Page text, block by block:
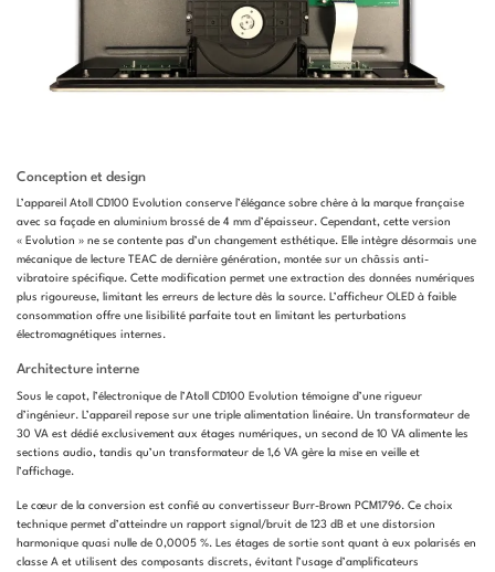
Conception et design
L’appareil Atoll CD100 Evolution conserve l’élégance sobre chère à la marque française
avec sa façade en aluminium brossé de 4 mm d’épaisseur. Cependant, cette version
« Evolution » ne se contente pas d’un changement esthétique. Elle intègre désormais une
mécanique de lecture TEAC de dernière génération, montée sur un châssis anti-
vibratoire spécifique. Cette modification permet une extraction des données numériques
plus rigoureuse, limitant les erreurs de lecture dès la source. L’afficheur OLED à faible
consommation offre une lisibilité parfaite tout en limitant les perturbations
électromagnétiques internes.
Architecture interne
Sous le capot, l’électronique de l’Atoll CD100 Evolution témoigne d’une rigueur
d’ingénieur. L’appareil repose sur une triple alimentation linéaire. Un transformateur de
30 VA est dédié exclusivement aux étages numériques, un second de 10 VA alimente les
sections audio, tandis qu’un transformateur de 1,6 VA gère la mise en veille et
l’affichage.
Le cœur de la conversion est confié au convertisseur Burr-Brown PCM1796. Ce choix
technique permet d’atteindre un rapport signal/bruit de 123 dB et une distorsion
harmonique quasi nulle de 0,0005 %. Les étages de sortie sont quant à eux polarisés en
classe A et utilisent des composants discrets, évitant l’usage d’amplificateurs